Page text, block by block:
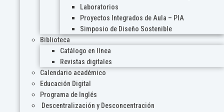
Laboratorios
Proyectos Integrados de Aula – PIA
Simposio de Diseño Sostenible
Biblioteca
Catálogo en línea
Revistas digitales
Calendario académico
Educación Digital
Programa de Inglés
Descentralización y Desconcentración